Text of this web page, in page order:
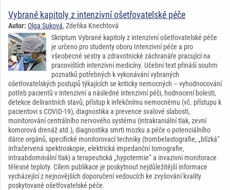
Vybrané kapitoly z intenzivní ošetřovatelské péče
Autor: Olga Suková, Zdeňka Knechtová
Skriptum Vybrané kapitoly z intenzivní ošetřovatelské péče
je určeno pro studenty oboru Intenzivní péče a pro
všeobecné sestry a zdravotnické záchranáře pracující na
pracovištích intenzivní medicíny. Učební text přináší souhrn
poznatků potřebných k vykonávání vybraných
ošetřovatelských postupů týkajících se kriticky nemocných – vyhodnocování
potřeb pacientů v intenzivní a následné intenzivní péči, hodnocení bolesti,
detekce delirantních stavů, přístup k infekčnímu nemocnému (vč. přístupu k
pacientovi s COVID-19), diagnostika a prevence svalové slabosti,
monitorování centrálního nervového systému (intrakraniální tlak, zevní
komorová drenáž atd.), diagnostika smrti mozku a péče o potenciálního
dárce orgánů, specifické monitorovací techniky (trombelastografie, „blízká“
infračervená spektroskopie, elektrická impedanční tomografie,
intraabdominální tlak) a terapeutická „hypotermie“ a invazivní monitorace
tělesné teploty. Cílem publikace je poskytnout nejdůležitější informace
vycházející z nejnovějších doporučení vedoucích ke zvyšování kvality
poskytované ošetřovatelské péče.